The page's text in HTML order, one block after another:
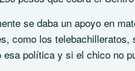
se daba un apoyo en
como los telebachilleratos,
esa política y si el chico no